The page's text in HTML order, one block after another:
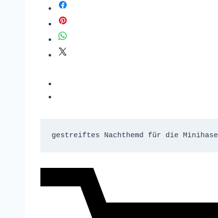
gestreiftes Nachthemd für die